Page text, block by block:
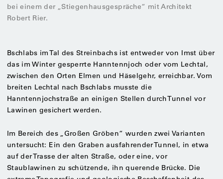
bei einem der „Stiegenhausgespräche“ mit Architekt
Robert Rier.
Bschlabs im Tal des Streinbachs ist entweder von Imst über
das im Winter gesperrte Hanntennjoch oder vom Lechtal,
zwischen den Orten Elmen und Häselgehr, erreichbar. Vom
breiten Lechtal nach Bschlabs musste die
Hanntennjochstraße an einigen Stellen durch Tunnel vor
Lawinen gesichert werden.
Im Bereich des „Großen Gröben“ wurden zwei Varianten
untersucht: Ein den Graben ausfahrender Tunnel, in etwa
auf der Trasse der alten Straße, oder eine, vor
Staublawinen zu schützende, ihn querende Brücke. Die